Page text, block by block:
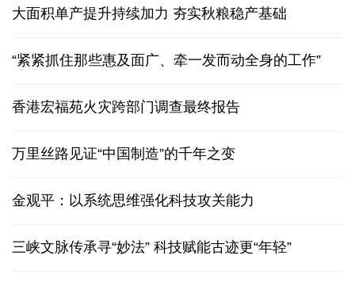
大面积单产提升持续加力 夯实秋粮稳产基础
“紧紧抓住那些惠及面广、牵一发而动全身的工作”
香港宏福苑火灾跨部门调查最终报告
万里丝路见证“中国制造”的千年之变
金观平：以系统思维强化科技攻关能力
三峡文脉传承寻“妙法” 科技赋能古迹更“年轻”